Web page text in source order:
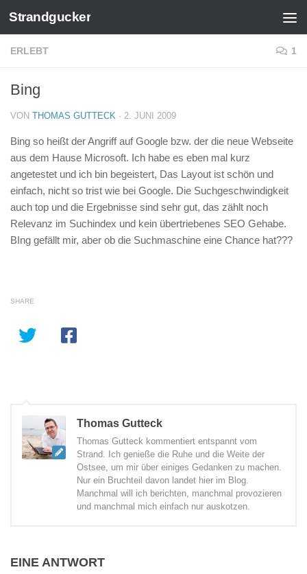
Zum Inhalt springen
Strandgucker
ERLEBT 1
Bing
VON THOMAS GUTTECK · 2. JUNI 2009
Bing so heißt der Angriff auf Google bzw. der die neue Webseite
aus dem Hause Microsoft. Ich habe es eben mal kurz
angetestet und ich bin begeistert, Das Layout ist schön und
einfach, nicht so trist wie bei Google. Die Suchgeschwindigkeit
auch top und die Ergebnisse sind sehr gut, das zählt noch
Relevanz im Suchindex und kein übertriebenes SEO Gehabe.
BIng gefällt mir, aber ob die Suchmaschine eine Chance hat???
SHARE
Thomas Gutteck
Thomas Gutteck kommentiert entspannt vom
Strand. Ich genieße die Ruhe und die Weite der
Ostsee, um mir über einiges Gedanken zu machen.
Nur ein Bruchteil davon landet hier im Blog.
Manchmal will ich berichten, manchmal provozieren
und manchmal mich einfach nur auskotzen.
EINE ANTWORT